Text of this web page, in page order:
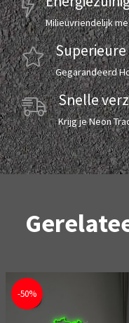
Milieuvriendelijk
Gegarandeerd
Snelle
Krijg je Neon
-50%